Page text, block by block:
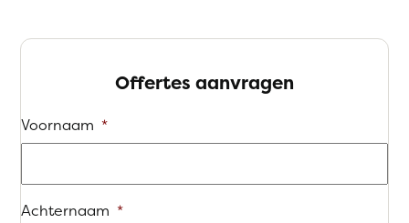
Offertes aanvragen
Voornaam *
Achternaam *